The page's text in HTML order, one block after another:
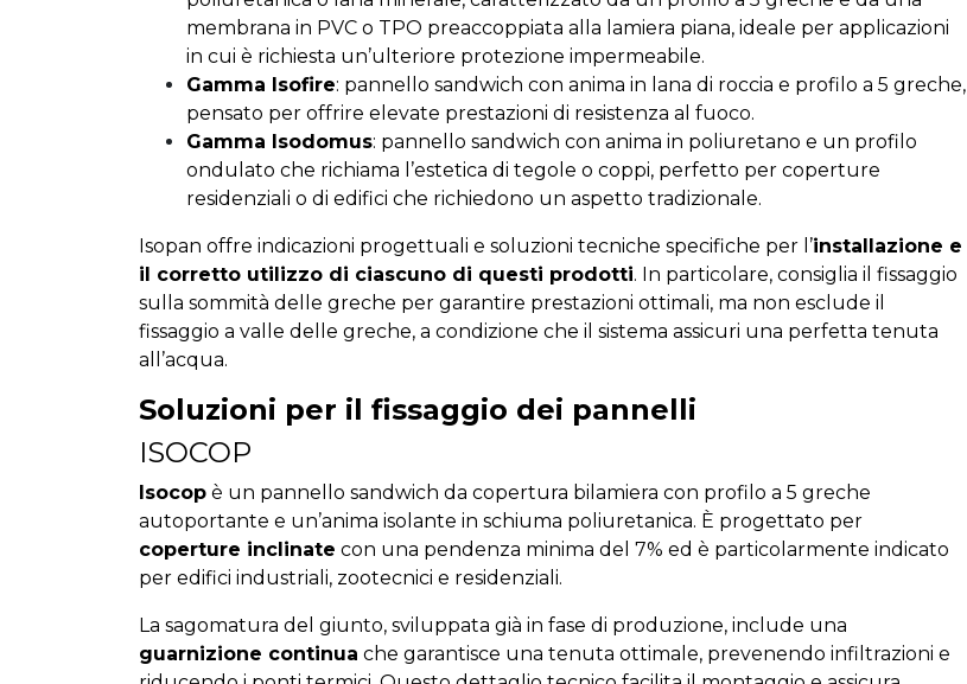
membrana in PVC o TPO preaccoppiata alla lamiera piana, ideale per applicazioni
in cui è richiesta un’ulteriore protezione impermeabile.
Gamma Isofire: pannello sandwich con anima in lana di roccia e profilo a 5 greche,
pensato per offrire elevate prestazioni di resistenza al fuoco.
Gamma Isodomus: pannello sandwich con anima in poliuretano e un profilo
ondulato che richiama l’estetica di tegole o coppi, perfetto per coperture
residenziali o di edifici che richiedono un aspetto tradizionale.
Isopan offre indicazioni progettuali e soluzioni tecniche specifiche per l’installazione e
il corretto utilizzo di ciascuno di questi prodotti. In particolare, consiglia il fissaggio
sulla sommità delle greche per garantire prestazioni ottimali, ma non esclude il
fissaggio a valle delle greche, a condizione che il sistema assicuri una perfetta tenuta
all’acqua.
Soluzioni per il fissaggio dei pannelli
ISOCOP
Isocop è un pannello sandwich da copertura bilamiera con profilo a 5 greche
autoportante e un’anima isolante in schiuma poliuretanica. È progettato per
coperture inclinate con una pendenza minima del 7% ed è particolarmente indicato
per edifici industriali, zootecnici e residenziali.
La sagomatura del giunto, sviluppata già in fase di produzione, include una
guarnizione continua che garantisce una tenuta ottimale, prevenendo infiltrazioni e